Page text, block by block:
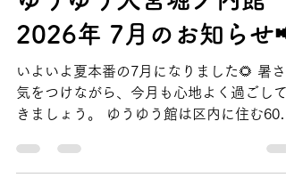
ゆうゆう館
読了時間: 2分
ゆうゆう大宮堀ノ内館
2026年 7月のお知らせ📢
いよいよ夏本番の7月になりました🌻 暑さ